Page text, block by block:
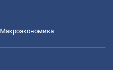
Mакроэкономика